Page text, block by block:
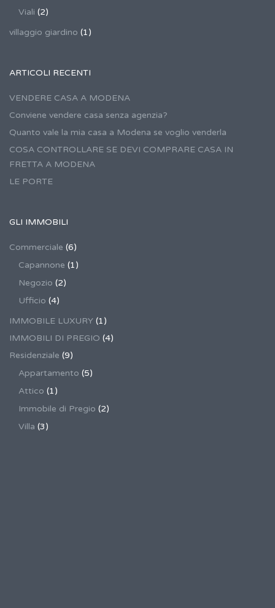
Viali (2)
villaggio giardino (1)
ARTICOLI RECENTI
VENDERE CASA A MODENA
Conviene vendere casa senza agenzia?
Quanto vale la mia casa a Modena se voglio venderla
COSA CONTROLLARE SE DEVI COMPRARE CASA IN
FRETTA A MODENA
LE PORTE
GLI IMMOBILI
Commerciale (6)
Capannone (1)
Negozio (2)
Ufficio (4)
IMMOBILE LUXURY (1)
IMMOBILI DI PREGIO (4)
Residenziale (9)
Appartamento (5)
Attico (1)
Immobile di Pregio (2)
Villa (3)